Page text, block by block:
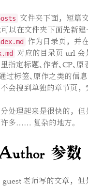
文件夹下面，短篇
以在文件夹下面先新
作为目录页，并
对应的目录页 url 会
定标题、作者、CP、原
过标签、原作之类的信
会搜到单独的章节页，
处理起来是很快的，
多…… 复杂的地方。
参数
guest 老师写的文章，